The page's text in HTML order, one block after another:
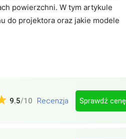
powierzchni. W tym artykule
do projektora oraz jakie modele
9.5/10 Recenzja Sprawdź cenę